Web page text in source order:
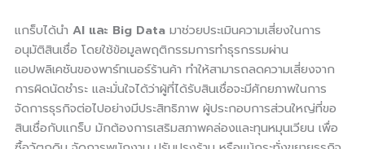
แกร็บได้นำ AI และ Big Dataมาช่วยประเมินความเสี่ยงในการ
อนุมัติสินเชื่อ โดยใช้ข้อมูลพฤติกรรมการทำธุรกรรมผ่าน
แอปพลิเคชันของพาร์ทเนอร์ร้านค้า ทำให้สามารถลดความเสี่ยงจาก
การผิดนัดชำระ และมั่นใจได้ว่าผู้ที่ได้รับสินเชื่อจะมีศักยภาพในการ
จัดการธุรกิจต่อไปอย่างมีประสิทธิภาพ ผู้ประกอบการส่วนใหญ่ที่ขอ
สินเชื่อกับแกร็บ มักต้องการเสริมสภาพคล่องและทุนหมุนเวียน เพื่อ